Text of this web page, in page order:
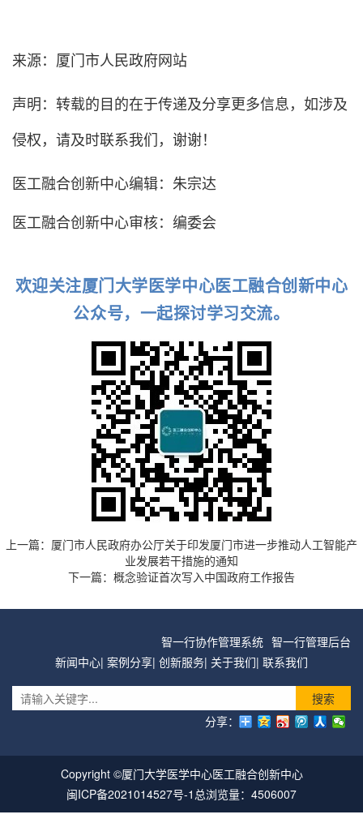
来源：厦门市人民政府网站
声明：转载的目的在于传递及分享更多信息，如涉及
侵权，请及时联系我们，谢谢！
医工融合创新中心编辑：朱宗达
医工融合创新中心审核：编委会
欢迎关注厦门大学医学中心医工融合创新中心
公众号，一起探讨学习交流。
上一篇： 厦门市人民政府办公厅关于印发厦门市进一步推动人工智能产
业发展若干措施的通知
下一篇： 概念验证首次写入中国政府工作报告
智一行协作管理系统 智一行管理后台
新闻中心| 案例分享| 创新服务| 关于我们| 联系我们
搜索
分享：
Copyright ©厦门大学医学中心医工融合创新中心
闽ICP备2021014527号-1 总浏览量：4506007